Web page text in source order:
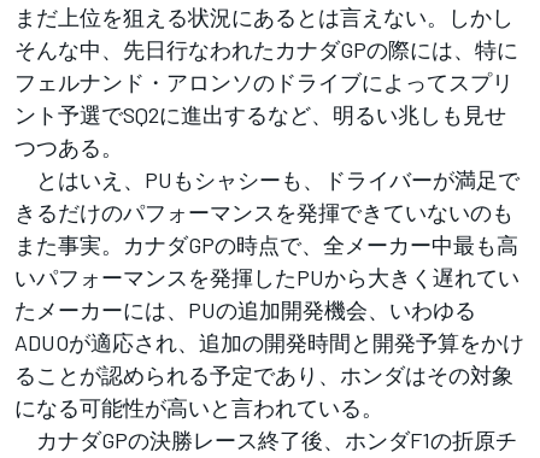
まだ上位を狙える状況にあるとは言えない。しかし
そんな中、先日行なわれたカナダGPの際には、特に
フェルナンド・アロンソのドライブによってスプリ
ント予選でSQ2に進出するなど、明るい兆しも見せ
つつある。
とはいえ、PUもシャシーも、ドライバーが満足で
きるだけのパフォーマンスを発揮できていないのも
また事実。カナダGPの時点で、全メーカー中最も高
いパフォーマンスを発揮したPUから大きく遅れてい
たメーカーには、PUの追加開発機会、いわゆる
ADUOが適応され、追加の開発時間と開発予算をかけ
ることが認められる予定であり、ホンダはその対象
になる可能性が高いと言われている。
カナダGPの決勝レース終了後、ホンダF1の折原チ